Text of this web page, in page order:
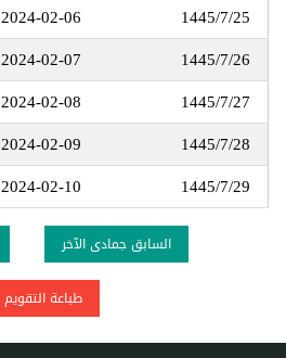
1445/7/25
2024-02-06
1445/7/26
2024-02-07
1445/7/27
2024-02-08
1445/7/28
2024-02-09
1445/7/29
2024-02-10
السابق جمادى الآخر
طباعة التقويم